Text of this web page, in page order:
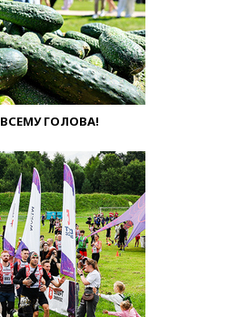
ГОЛОВА!